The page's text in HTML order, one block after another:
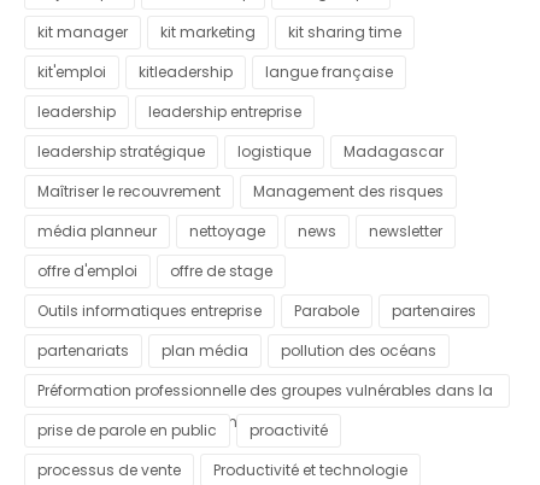
kit manager
kit marketing
kit sharing time
kit'emploi
kitleadership
langue française
leadership
leadership entreprise
leadership stratégique
logistique
Madagascar
Maîtriser le recouvrement
Management des risques
média planneur
nettoyage news
newsletter
offre d'emploi
offre de stage
Outils informatiques entreprise
Parabole
partenaires
partenariats
plan média
pollution des océans
Préformation professionnelle des groupes vulnérables dans la
commune urbaine d'Antananarivo
prise de parole en public
proactivité
processus de vente
Productivité et technologie